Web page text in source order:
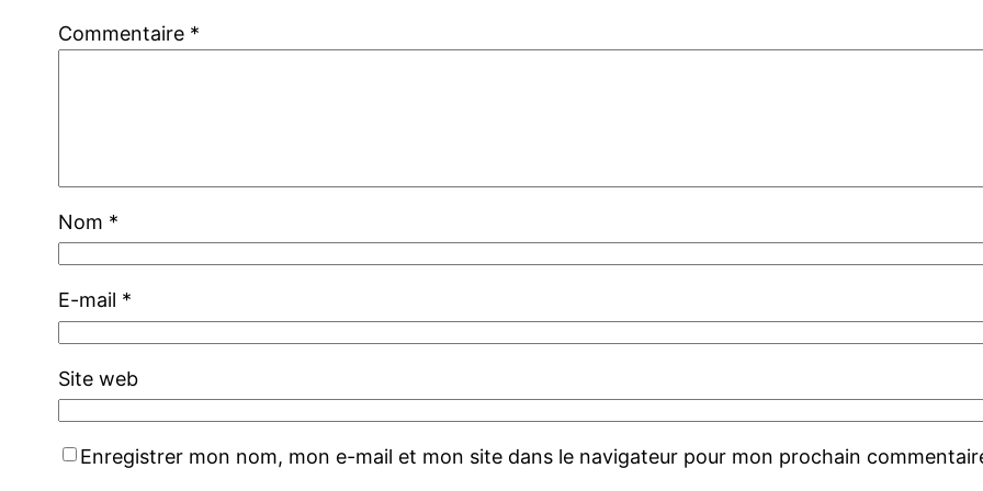
Commentaire *
Nom *
E-mail *
Site web
Enregistrer mon nom, mon e-mail et mon site dans le navigateur pour mon prochain